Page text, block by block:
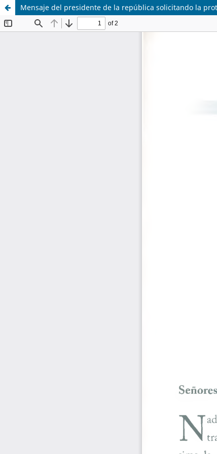
Mensaje del presidente de la república solicitando la